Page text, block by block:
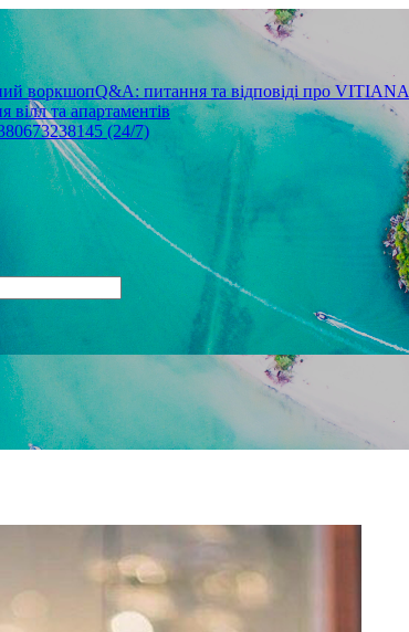
воркшопQ&A: питання та відповіді про VITIANA
та апартаментів
(24/7)